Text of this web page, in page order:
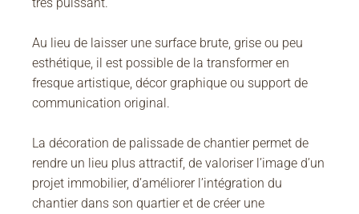
Au lieu de laisser une surface brute, grise ou peu
esthétique, il est possible de la transformer en
fresque artistique, décor graphique ou support de
communication original.
La décoration de palissade de chantier permet de
rendre un lieu plus attractif, de valoriser l’image d’un
projet immobilier, d’améliorer l’intégration du
chantier dans son quartier et de créer une